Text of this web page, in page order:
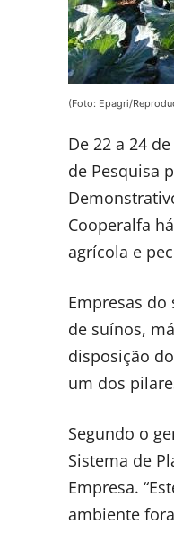
(Foto: Epagri/
De 22 a 24
de Pesquisa
Cooperalfa
agrícola e
Empresas
de suínos,
disposição
um dos
Segundo o
Sistema de
Empresa.
ambiente